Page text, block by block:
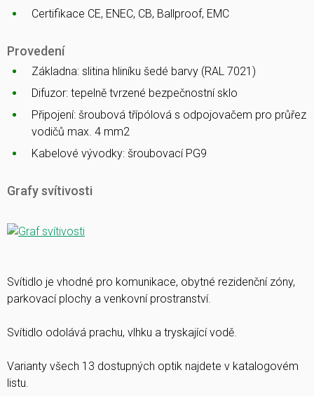
Certifikace CE, ENEC, CB, Ballproof, EMC
Provedení
Základna: slitina hliníku šedé barvy (RAL 7021)
Difuzor: tepelně tvrzené bezpečnostní sklo
Připojení: šroubová třípólová s odpojovačem pro průřez
vodičů max. 4 mm2
Kabelové vývodky: šroubovací PG9
Grafy svítivosti
Svítidlo je vhodné pro komunikace, obytné rezidenční zóny,
parkovací plochy a venkovní prostranství.
Svítidlo odolává prachu, vlhku a tryskající vodě.
Varianty všech 13 dostupných optik najdete v katalogovém
listu.